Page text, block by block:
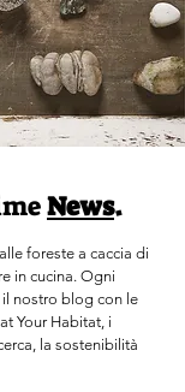
News.
foreste a caccia di
in cucina. Ogni
nostro blog con le
Your Habitat, i
la sostenibilità